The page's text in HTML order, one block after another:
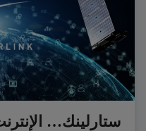
ستارلينك…